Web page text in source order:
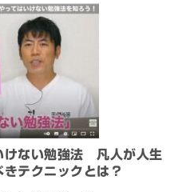
けない勉強法 凡人が人生
テクニックとは？